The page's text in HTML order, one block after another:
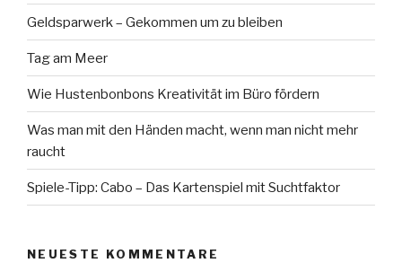
Geldsparwerk – Gekommen um zu bleiben
Tag am Meer
Wie Hustenbonbons Kreativität im Büro fördern
Was man mit den Händen macht, wenn man nicht mehr
raucht
Spiele-Tipp: Cabo – Das Kartenspiel mit Suchtfaktor
NEUESTE KOMMENTARE